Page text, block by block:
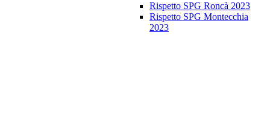
Rispetto SPG Roncà 2023
Rispetto SPG Montecchia
2023